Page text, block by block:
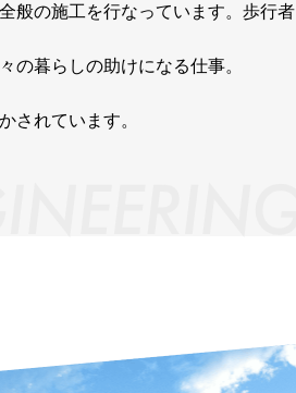
般の施工を行なっています。歩行者
の暮らしの助けになる仕事。
されています。